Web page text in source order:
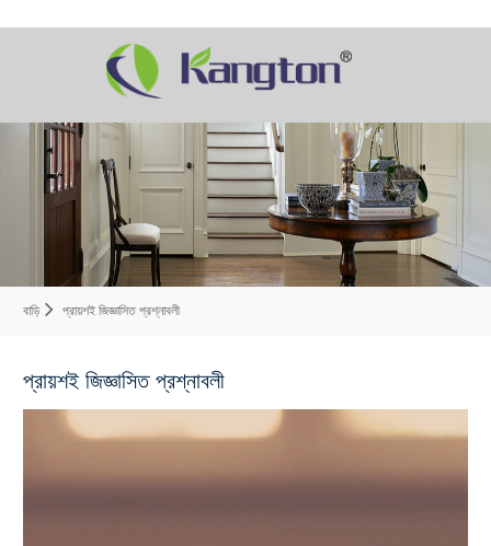
বাড়ি প্রায়শই জিজ্ঞাসিত প্রশ্নাবলী
প্রায়শই জিজ্ঞাসিত প্রশ্নাবলী